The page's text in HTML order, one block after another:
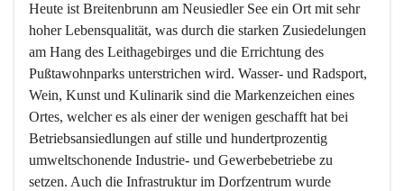
Heute ist Breitenbrunn am Neusiedler See ein Ort mit sehr
hoher Lebensqualität, was durch die starken Zusiedelungen
am Hang des Leithagebirges und die Errichtung des
Pußtawohnparks unterstrichen wird. Wasser- und Radsport,
Wein, Kunst und Kulinarik sind die Markenzeichen eines
Ortes, welcher es als einer der wenigen geschafft hat bei
Betriebsansiedlungen auf stille und hundertprozentig
umweltschonende Industrie- und Gewerbebetriebe zu
setzen. Auch die Infrastruktur im Dorfzentrum wurde